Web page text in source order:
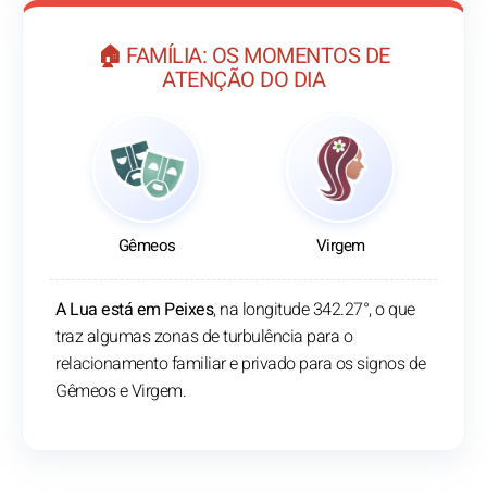
🏠 FAMÍLIA: OS MOMENTOS DE
ATENÇÃO DO DIA
Gêmeos Virgem
A Lua está em Peixes, na longitude 342.27°, o que
traz algumas zonas de turbulência para o
relacionamento familiar e privado para os signos de
Gêmeos e Virgem.